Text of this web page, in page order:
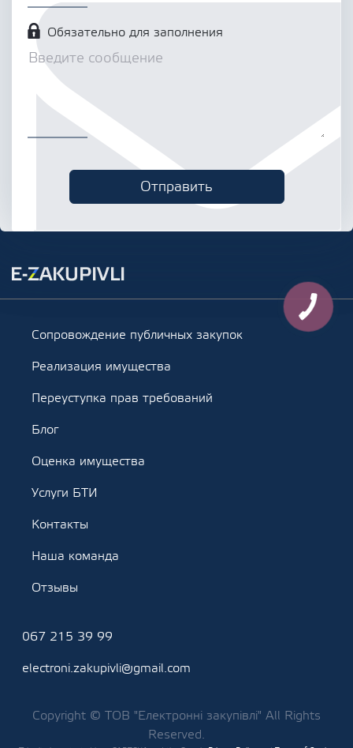
Обязательно для заполнения
Сопровождение публичных закупок
Реализация имущества
Переуступка прав требований
Блог
Оценка имущества
Услуги БТИ
Контакты
Наша команда
Отзывы
067 215 39 99
electroni.zakupivli@gmail.com
Copyright © ТОВ "Електронні закупівлі" All Rights
Reserved.